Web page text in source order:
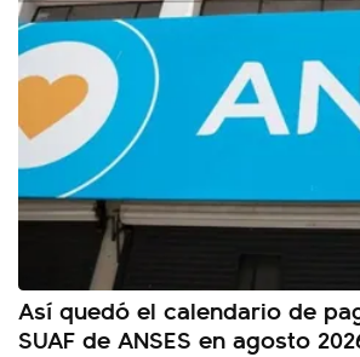
Así quedó el calendario de
SUAF de ANSES en agosto